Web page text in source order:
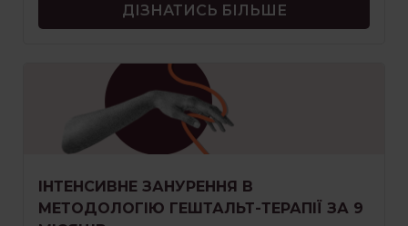
ДІЗНАТИСЬ БІЛЬШЕ
ІНТЕНСИВНЕ ЗАНУРЕННЯ В
МЕТОДОЛОГІЮ ГЕШТАЛЬТ-ТЕРАПІЇ ЗА 9